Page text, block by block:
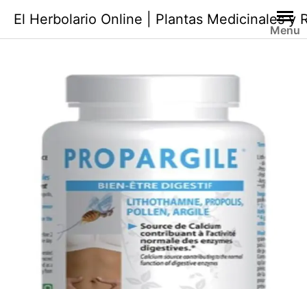
contenido
El Herbolario Online | Plantas Medicinales y
Menu